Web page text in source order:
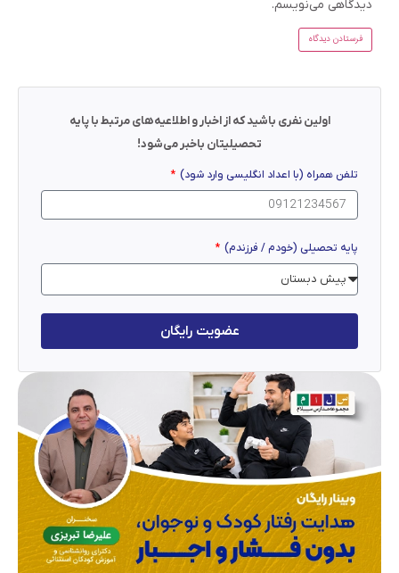
دیدگاهی می‌نویسم.
اولین نفری باشید که از اخبار و اطلاعیه‌های مرتبط با پایه
تحصیلیتان باخبر می‌شود!
تلفن همراه (با اعداد انگلیسی وارد شود)
پایه تحصیلی (خودم / فرزندم)
عضویت رایگان